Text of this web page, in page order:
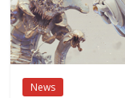
News